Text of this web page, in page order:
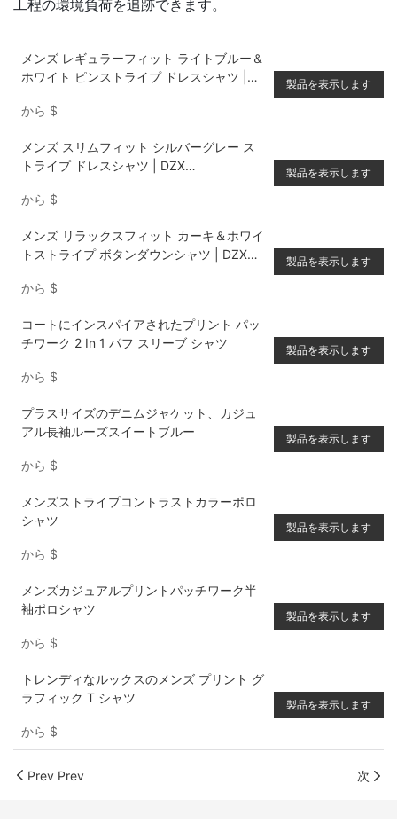
工程の環境負荷を追跡できます。
メンズ レギュラーフィット ライトブルー＆
ホワイト ピンストライプ ドレスシャツ |
から $
製品を表示します
メンズ スリムフィット シルバーグレー ス
トライプ ドレスシャツ | DZX
から $
製品を表示します
メンズ リラックスフィット カーキ＆ホワイ
トストライプ ボタンダウンシャツ | DZXマ
ョン
から $
製品を表示します
コートにインスパイアされたプリント パッ
チワーク 2 In 1 パフ スリーブ シャツ
から $
製品を表示します
プラスサイズのデニムジャケット、カジュ
アル長袖ルーズスイートブルー
から $
製品を表示します
メンズストライプコントラストカラーポロ
シャツ
から $
製品を表示します
メンズカジュアルプリントパッチワーク半
袖ポロシャツ
から $
製品を表示します
トレンディなルックスのメンズ プリント グ
ラフィック T シャツ
から $
製品を表示します
Prev Prev 次